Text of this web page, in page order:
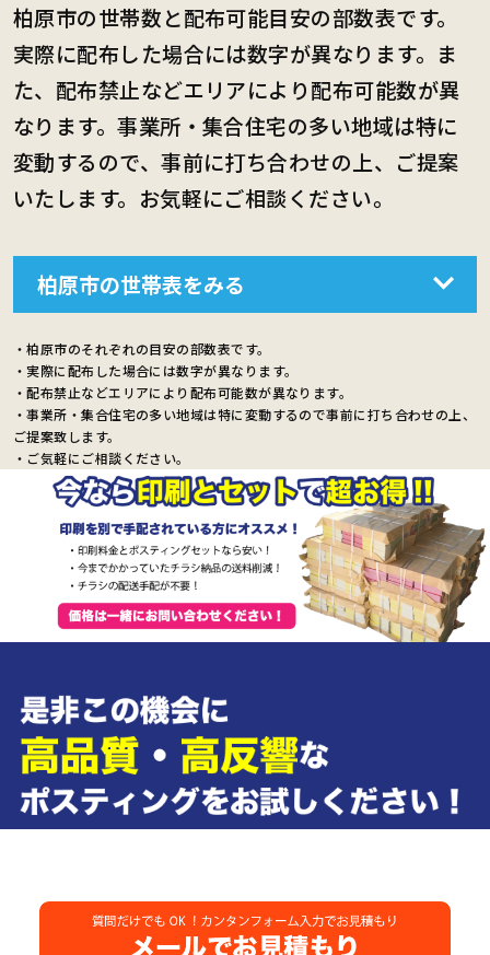
柏原市の世帯数と配布可能目安の部数表です。
実際に配布した場合には数字が異なります。ま
た、配布禁止などエリアにより配布可能数が異
なります。事業所・集合住宅の多い地域は特に
変動するので、事前に打ち合わせの上、ご提案
いたします。お気軽にご相談ください。
柏原市の世帯表をみる
・柏原市のそれぞれの目安の部数表です。
・実際に配布した場合には数字が異なります。
・配布禁止などエリアにより配布可能数が異なります。
・事業所・集合住宅の多い地域は特に変動するので事前に打ち合わせの上、
ご提案致します。
・ご気軽にご相談ください。